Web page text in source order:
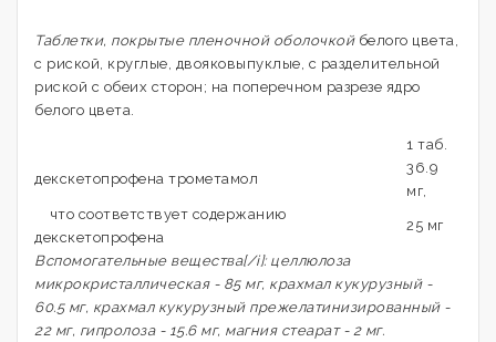
Таблетки, покрытые пленочной оболочкойбелого цвета,
с риской, круглые, двояковыпуклые, с разделительной
риской с обеих сторон; на поперечном разрезе ядро
белого цвета.
1 таб.
декскетопрофена трометамол
36.9
мг,
что соответствует содержанию
декскетопрофена
25 мг
Вспомогательные вещества[/i]: целлюлоза
микрокристаллическая - 85 мг, крахмал кукурузный -
60.5 мг, крахмал кукурузный прежелатинизированный -
22 мг, гипролоза - 15.6 мг, магния стеарат - 2 мг.